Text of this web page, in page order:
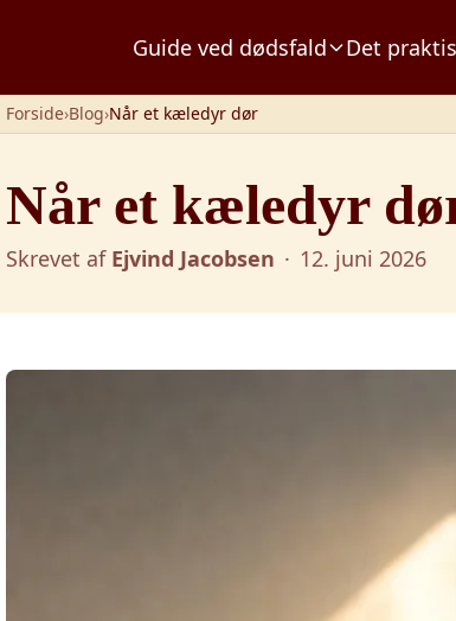
Guide ved dødsfald
Det
Forside›Blog›Når et kæledyr dør
Når et kæledyr
Skrevet af Ejvind Jacobsen · 12. juni 2026